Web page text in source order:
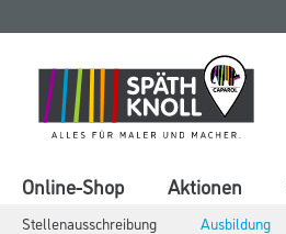
springen
springen
Online-Shop Aktionen
Stellenausschreibung Ausbildung